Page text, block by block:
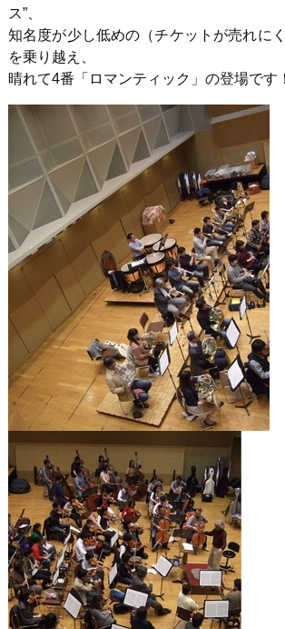
ス”、
知名度が少し低めの（チケットが売れに
を乗り越え、
晴れて4番「ロマンティック」の登場です